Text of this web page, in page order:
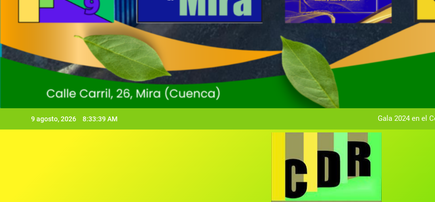
9 agosto, 2026 8:33:41 AM
Gala 2024 en el
Textos seleccionados en el VI Certamen Francisco Nieva de